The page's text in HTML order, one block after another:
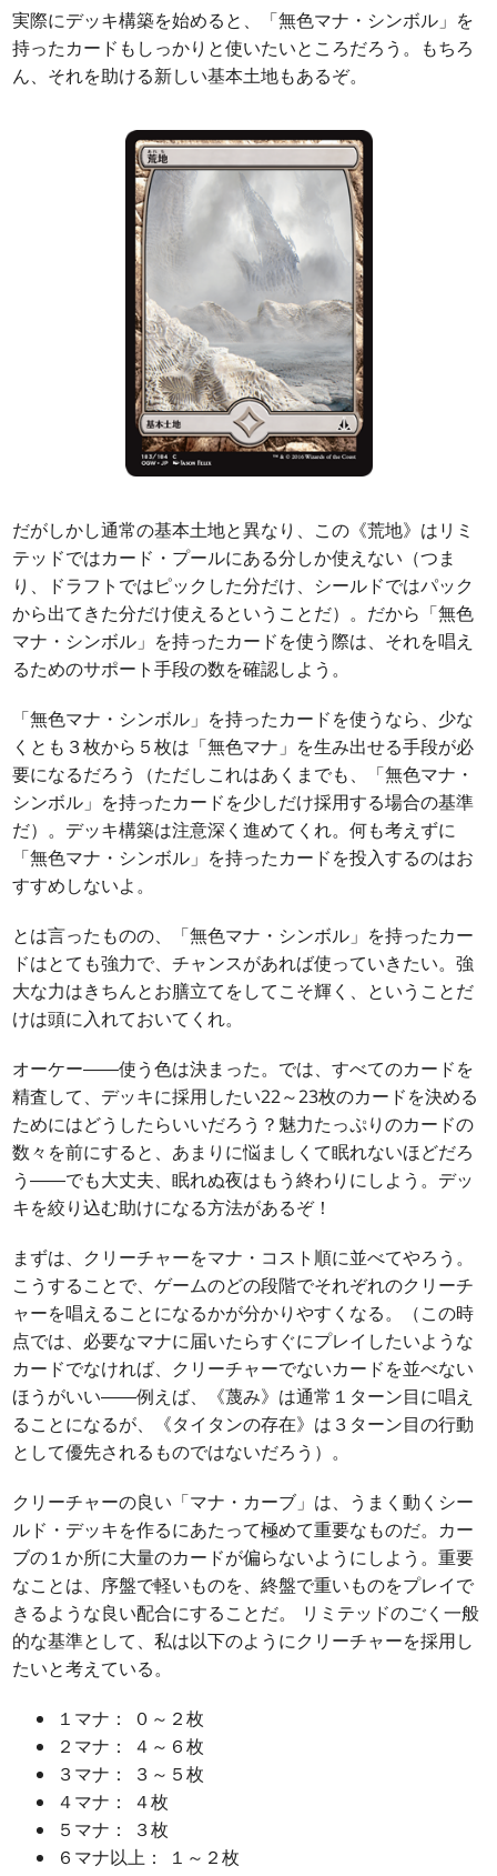
実際にデッキ構築を始めると、「無色マナ・シンボル」を
持ったカードもしっかりと使いたいところだろう。もちろ
ん、それを助ける新しい基本土地もあるぞ。
だがしかし通常の基本土地と異なり、この《荒地》はリミ
テッドではカード・プールにある分しか使えない（つま
り、ドラフトではピックした分だけ、シールドではパック
から出てきた分だけ使えるということだ）。だから「無色
マナ・シンボル」を持ったカードを使う際は、それを唱え
るためのサポート手段の数を確認しよう。
「無色マナ・シンボル」を持ったカードを使うなら、少な
くとも３枚から５枚は「無色マナ」を生み出せる手段が必
要になるだろう（ただしこれはあくまでも、「無色マナ・
シンボル」を持ったカードを少しだけ採用する場合の基準
だ）。デッキ構築は注意深く進めてくれ。何も考えずに
「無色マナ・シンボル」を持ったカードを投入するのはお
すすめしないよ。
とは言ったものの、「無色マナ・シンボル」を持ったカー
ドはとても強力で、チャンスがあれば使っていきたい。強
大な力はきちんとお膳立てをしてこそ輝く、ということだ
けは頭に入れておいてくれ。
オーケー――使う色は決まった。では、すべてのカードを
精査して、デッキに採用したい22～23枚のカードを決める
ためにはどうしたらいいだろう？魅力たっぷりのカードの
数々を前にすると、あまりに悩ましくて眠れないほどだろ
う――でも大丈夫、眠れぬ夜はもう終わりにしよう。デッ
キを絞り込む助けになる方法があるぞ！
まずは、クリーチャーをマナ・コスト順に並べてやろう。
こうすることで、ゲームのどの段階でそれぞれのクリーチ
ャーを唱えることになるかが分かりやすくなる。（この時
点では、必要なマナに届いたらすぐにプレイしたいような
カードでなければ、クリーチャーでないカードを並べない
ほうがいい――例えば、《蔑み》は通常１ターン目に唱え
ることになるが、《タイタンの存在》は３ターン目の行動
として優先されるものではないだろう）。
クリーチャーの良い「マナ・カーブ」は、うまく動くシー
ルド・デッキを作るにあたって極めて重要なものだ。カー
ブの１か所に大量のカードが偏らないようにしよう。重要
なことは、序盤で軽いものを、終盤で重いものをプレイで
きるような良い配合にすることだ。 リミテッドのごく一般
的な基準として、私は以下のようにクリーチャーを採用し
たいと考えている。
１マナ： ０～２枚
２マナ： ４～６枚
３マナ： ３～５枚
４マナ： ４枚
５マナ： ３枚
６マナ以上： １～２枚